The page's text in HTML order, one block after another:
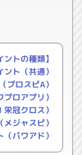
ントの種類】
ント（共通）
プロスピA）
ロアプリ）
冠クロス）
ジャスピ）
パワアド）